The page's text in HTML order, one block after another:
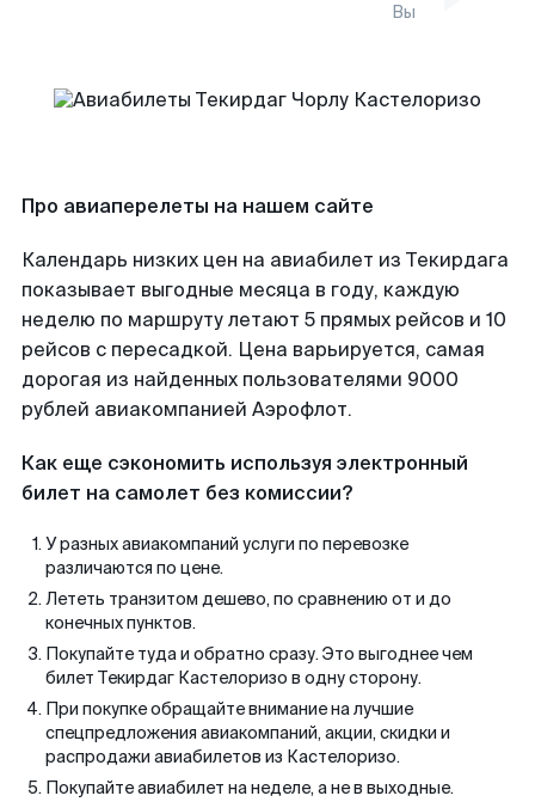
Вы
Про авиаперелеты на нашем сайте
Календарь низких цен на авиабилет из Текирдага
показывает выгодные месяца в году, каждую
неделю по маршруту летают 5 прямых рейсов и 10
рейсов с пересадкой. Цена варьируется, самая
дорогая из найденных пользователями 9000
рублей авиакомпанией Аэрофлот.
Как еще сэкономить используя электронный
билет на самолет без комиссии?
У разных авиакомпаний услуги по перевозке
различаются по цене.
Лететь транзитом дешево, по сравнению от и до
конечных пунктов.
Покупайте туда и обратно сразу. Это выгоднее чем
билет Текирдаг Кастелоризо в одну сторону.
При покупке обращайте внимание на лучшие
спецпредложения авиакомпаний, акции, скидки и
распродажи авиабилетов из Кастелоризо.
Покупайте авиабилет на неделе, а не в выходные.